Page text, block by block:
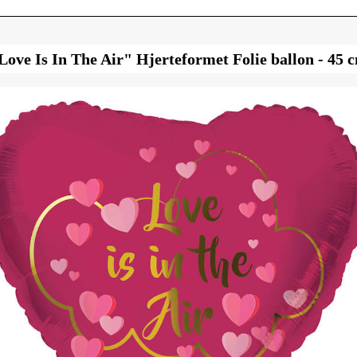
Is In The Air" Hjerteformet Folie ballon - 45